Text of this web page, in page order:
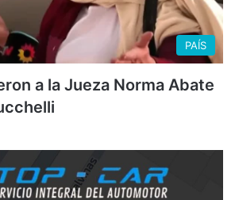
PAÍS
a la Jueza Norma Abate